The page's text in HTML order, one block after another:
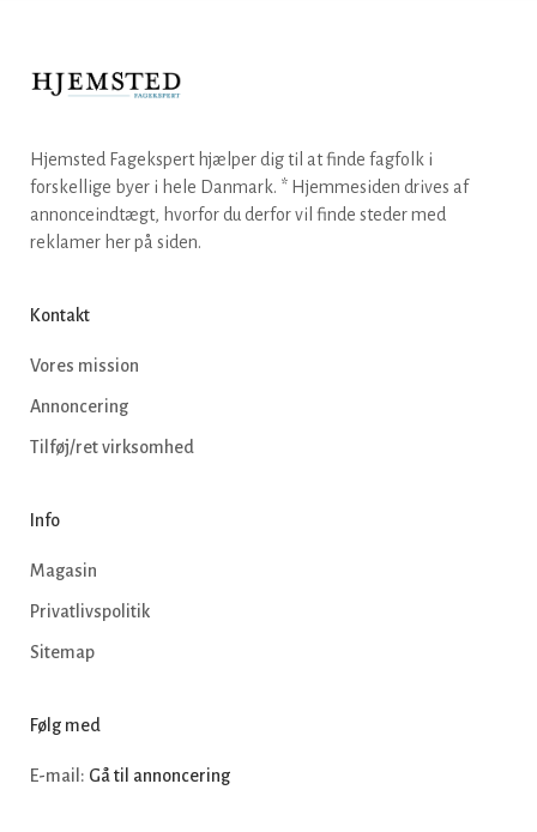
Hjemsted Fagekspert hjælper dig til at finde fagfolk i
forskellige byer i hele Danmark. * Hjemmesiden drives af
annonceindtægt, hvorfor du derfor vil finde steder med
reklamer her på siden.
Kontakt
Vores mission
Annoncering
Tilføj/ret virksomhed
Info
Magasin
Privatlivspolitik
Sitemap
Følg med
E-mail: Gå til annoncering